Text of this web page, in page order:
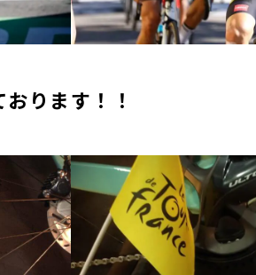
ります！！